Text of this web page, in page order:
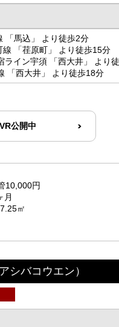
「馬込」 より徒歩2分
線 「荏原町」 より徒歩15分
ライン宇須 「西大井」 より
「西大井」 より徒歩18分
VR公開中
10,000円
月
㎡
シバコウエン）